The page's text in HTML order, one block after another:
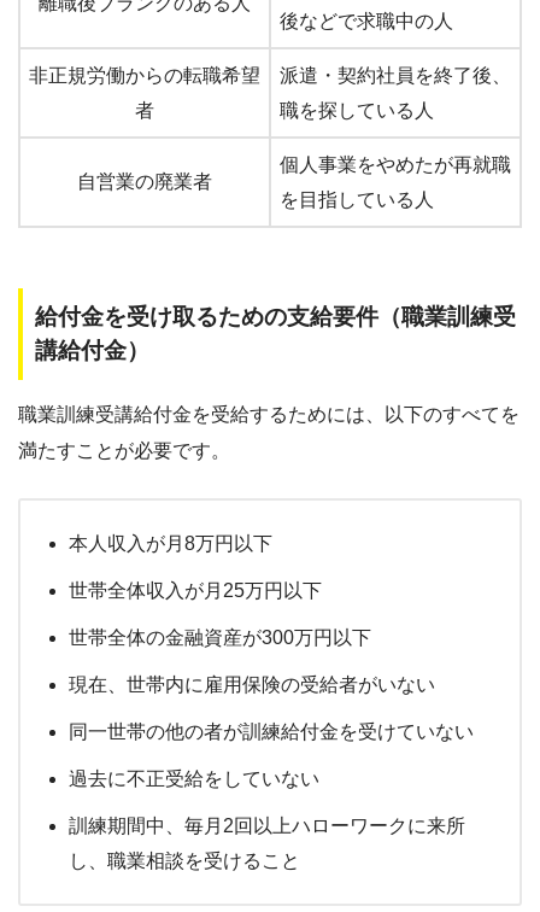
後などで求職中の人
非正規労働からの転職希望
者
派遣・契約社員を終了後、
職を探している人
自営業の廃業者
個人事業をやめたが再就職
を目指している人
給付金を受け取るための支給要件（職業訓練受
講給付金）
職業訓練受講給付金を受給するためには、以下のすべてを
満たすことが必要です。
本人収入が月8万円以下
世帯全体収入が月25万円以下
世帯全体の金融資産が300万円以下
現在、世帯内に雇用保険の受給者がいない
同一世帯の他の者が訓練給付金を受けていない
過去に不正受給をしていない
訓練期間中、毎月2回以上ハローワークに来所
し、職業相談を受けること